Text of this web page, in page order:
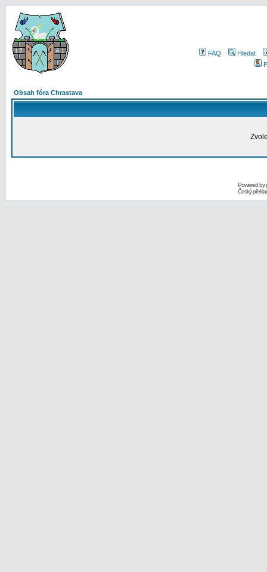
FAQ
Hledat
Obsah fóra Chrastava
Powered by
Český